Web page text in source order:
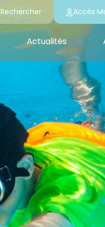
Rechercher Accès
Actualités